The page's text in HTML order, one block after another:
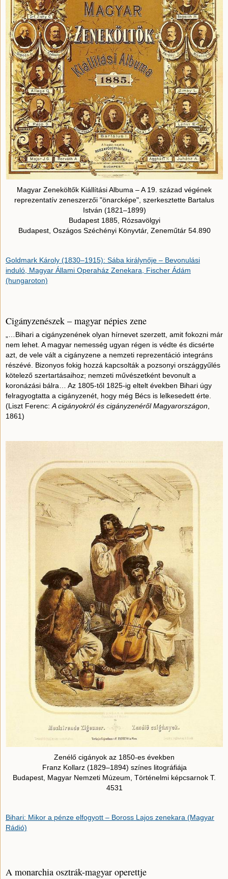
Magyar Zeneköltők Kiállítási Albuma – A 19. század végének
reprezentatív zeneszerzői "önarcképe", szerkesztette Bartalus
István (1821–1899)
Budapest 1885, Rózsavölgyi
Budapest, Oszágos Széchényi Könyvtár, Zeneműtár 54.890
Goldmark Károly (1830–1915): Sába királynője – Bevonulási
induló, Magyar Állami Operaház Zenekara, Fischer Ádám
(hungaroton)
Cigányzenészek – magyar népies zene
„…Bihari a cigányzenének olyan hírnevet szerzett, amit fokozni már
nem lehet. A magyar nemesség ugyan régen is védte és dicsérte
azt, de vele vált a cigányzene a nemzeti reprezentáció integráns
részévé. Bizonyos fokig hozzá kapcsolták a pozsonyi országgyűlés
kötelező szertartásaihoz; nemzeti művészetként bevonult a
koronázási bálra… Az 1805-től 1825-ig eltelt években Bihari úgy
felragyogtatta a cigányzenét, hogy még Bécs is lelkesedett érte.
(Liszt Ferenc: A cigányokról és cigányzenéről Magyarországon
1861)
Zenélő cigányok az 1850-es években
Franz Kollarz (1829–1894) színes litográfiája
Budapest, Magyar Nemzeti Múzeum, Történelmi képcsarnok T.
4531
Bihari: Mikor a pénze elfogyott – Boross Lajos zenekara (Magyar
Rádió)
A monarchia osztrák-magyar operettje